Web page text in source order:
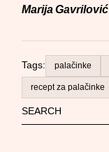
Search
for:
Marija Gavrilović
Tags: palačinke
recept za palačinke